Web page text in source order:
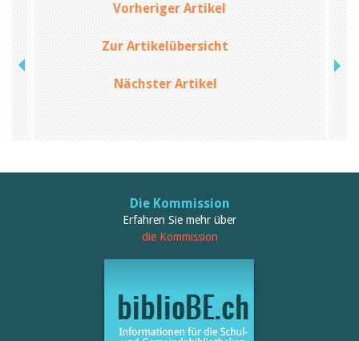
Ursula Strahm
Sandra Dettwyler
Sibylle Birrer
Javier Lopez
Céline Graf
Felicitas Isler
Andrea Grichting
Therese von Weissenfluh
Nicole Rothen
Manuela Nyffeler-Lanker
Vorheriger Artikel
Zur Artikelübersicht
Nächster Artikel
Die Kommission
Erfahren Sie mehr über
die Kommission